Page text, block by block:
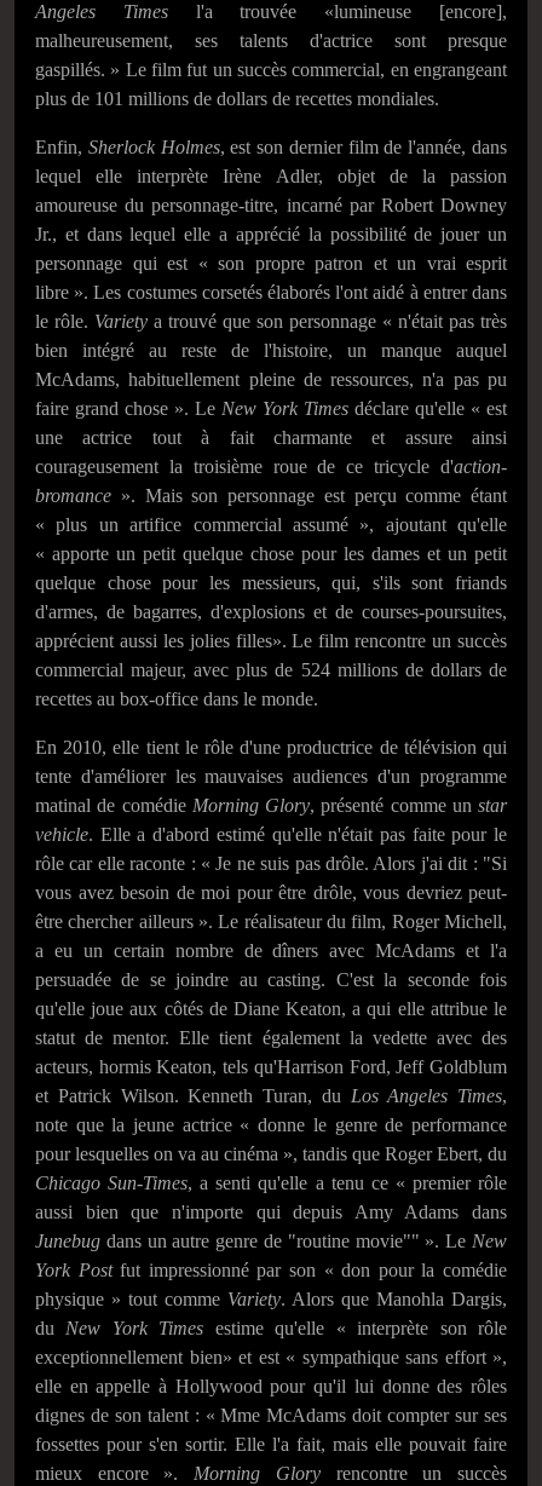
Angeles Timesl'a trouvée «lumineuse [encore],
malheureusement, ses talents d'actrice sont presque
gaspillés. » Le film fut un succès commercial, en engrangeant
plus de 101 millions de dollars de recettes mondiales.
Enfin, Sherlock Holmes, est son dernier film de l'année, dans
lequel elle interprète Irène Adler, objet de la passion
amoureuse du personnage-titre, incarné par Robert Downey
Jr., et dans lequel elle a apprécié la possibilité de jouer un
personnage qui est « son propre patron et un vrai esprit
libre ». Les costumes corsetés élaborés l'ont aidé à entrer dans
le rôle. Variety a trouvé que son personnage « n'était pas très
bien intégré au reste de l'histoire, un manque auquel
McAdams, habituellement pleine de ressources, n'a pas pu
faire grand chose ». Le New York Times déclare qu'elle « est
une actrice tout à fait charmante et assure ainsi
courageusement la troisième roue de ce tricycle d'action-
bromance ». Mais son personnage est perçu comme étant
« plus un artifice commercial assumé », ajoutant qu'elle
« apporte un petit quelque chose pour les dames et un petit
quelque chose pour les messieurs, qui, s'ils sont friands
d'armes, de bagarres, d'explosions et de courses-poursuites,
apprécient aussi les jolies filles». Le film rencontre un succès
commercial majeur, avec plus de 524 millions de dollars de
recettes au box-office dans le monde.
En 2010, elle tient le rôle d'une productrice de télévision qui
tente d'améliorer les mauvaises audiences d'un programme
matinal de comédie Morning Glory, présenté comme un star
vehicle. Elle a d'abord estimé qu'elle n'était pas faite pour le
rôle car elle raconte : « Je ne suis pas drôle. Alors j'ai dit : "Si
vous avez besoin de moi pour être drôle, vous devriez peut-
être chercher ailleurs ». Le réalisateur du film, Roger Michell,
a eu un certain nombre de dîners avec McAdams et l'a
persuadée de se joindre au casting. C'est la seconde fois
qu'elle joue aux côtés de Diane Keaton, a qui elle attribue le
statut de mentor. Elle tient également la vedette avec des
acteurs, hormis Keaton, tels qu'Harrison Ford, Jeff Goldblum
et Patrick Wilson. Kenneth Turan, du Los Angeles Times,
note que la jeune actrice « donne le genre de performance
pour lesquelles on va au cinéma », tandis que Roger Ebert, du
Chicago Sun-Times, a senti qu'elle a tenu ce « premier rôle
aussi bien que n'importe qui depuis Amy Adams dans
Junebug dans un autre genre de "routine movie"" ». Le New
York Postfut impressionné par son « don pour la comédie
physique » tout comme Variety. Alors que Manohla Dargis,
du New York Times estime qu'elle « interprète son rôle
exceptionnellement bien» et est « sympathique sans effort »,
elle en appelle à Hollywood pour qu'il lui donne des rôles
dignes de son talent : « Mme McAdams doit compter sur ses
fossettes pour s'en sortir. Elle l'a fait, mais elle pouvait faire
mieux encore ». Morning Gloryrencontre un succès